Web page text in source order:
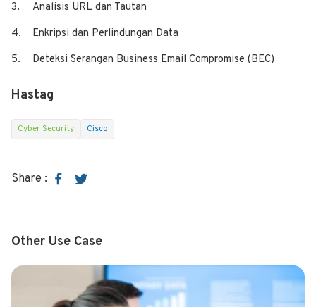
Analisis URL dan Tautan
Enkripsi dan Perlindungan Data
Deteksi Serangan Business Email Compromise (BEC)
Hastag
Cyber Security Cisco
Share :
Other Use Case